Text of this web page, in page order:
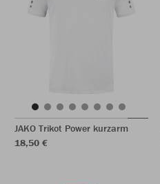
JAKO Trikot Power kurzarm
18,50 €